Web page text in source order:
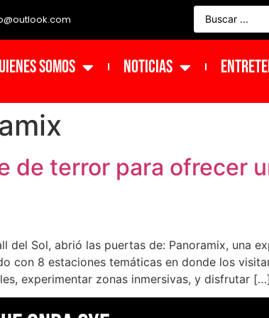
Somos NOTICIAS
de terror para ofrecer
del Sol, abrió las puertas de: Panoramix, una
con 8 estaciones temáticas en donde los
experimentar zonas inmersivas, y disfrutar […]